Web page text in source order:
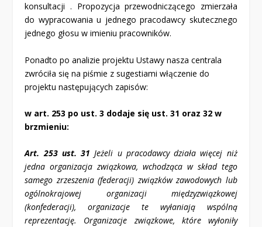
konsultacji . Propozycja przewodniczącego zmierzała
do wypracowania u jednego pracodawcy skutecznego
jednego głosu w imieniu pracowników.
Ponadto po analizie projektu Ustawy nasza centrala
zwróciła się na piśmie z sugestiami włączenie do
projektu następujących zapisów:
w art. 253 po ust. 3 dodaje się ust. 31 oraz 32 w
brzmieniu:
Art. 253ust. 31 Jeżeli u pracodawcy działa więcej niż
jedna organizacja związkowa, wchodząca w skład tego
samego zrzeszenia (federacji) związków zawodowych lub
ogólnokrajowej organizacji międzyzwiązkowej
(konfederacji), organizacje te wyłaniają wspólną
reprezentację. Organizacje związkowe, które wyłoniły